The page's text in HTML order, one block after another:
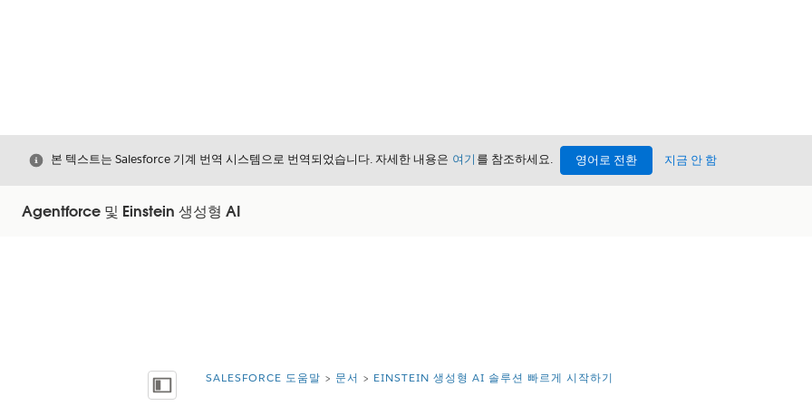
닫기본 텍스트는 Salesforce 기계 번역 시스템으로 번역되었습니다. 자세한 내용은 여기 를 참조하세요. 영어로 전환 지금 안 함
Agentforce 및 Einstein 생성형 AI
목차 표시 위치:
SALESFORCE 도움말 문서 EINSTEIN 생성형 AI 솔루션 빠르게 시작하기